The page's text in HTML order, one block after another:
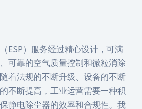
ESP）服务经过精心设计，可满
可靠的空气质量控制和微粒消除
着法规的不断升级、设备的不断
不断提高，工业运营需要一种积
静电除尘器的效率和合规性。我